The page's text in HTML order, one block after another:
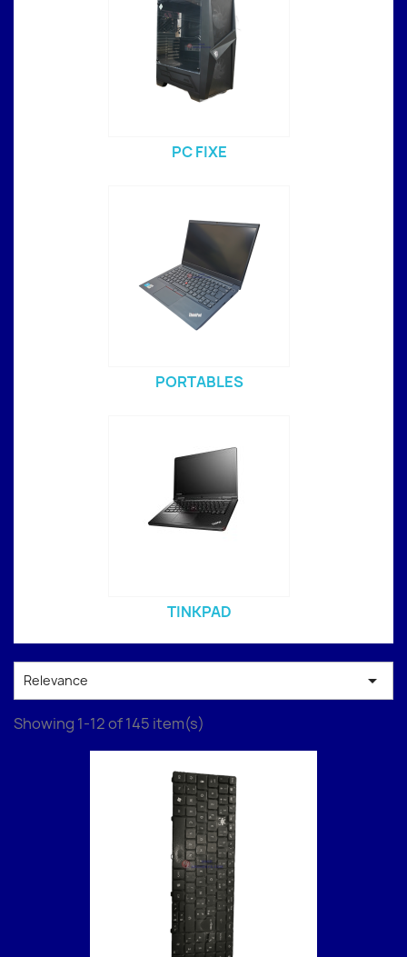
PC FIXE
PORTABLES
TINKPAD
Relevance 
Showing 1-12 of 145 item(s)